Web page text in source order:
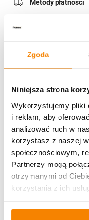
Zgoda
Niniejsza strona
Wykorzystujemy pliki
i reklam, aby
analizować ruch w
korzystasz z naszej
społecznościowym,
Partnerzy mogą
otrzymanymi od
korzystania z ich
Potrzebujesz
Metody płatności
Opis produktu
Specyfikacja
Opinie klientów